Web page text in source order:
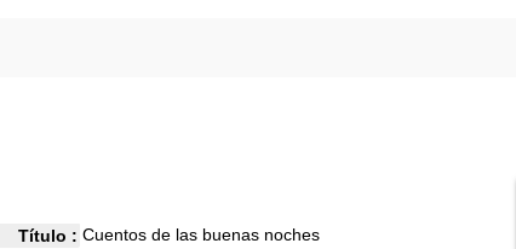
Título : Cuentos de las buenas noches